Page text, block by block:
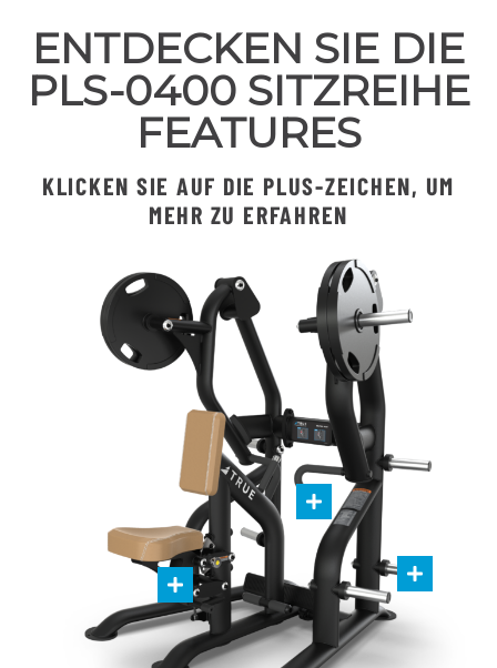
ENTDECKEN SIE DIE
PLS-0400 SITZREIHE
FEATURES
KLICKEN SIE AUF DIE PLUS-ZEICHEN, UM
MEHR ZU ERFAHREN